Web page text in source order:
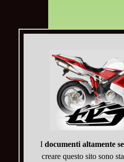
I documenti altamente
creare questo sito sono